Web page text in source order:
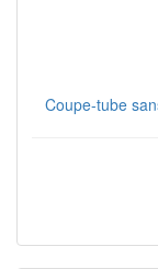
Coupe-tube